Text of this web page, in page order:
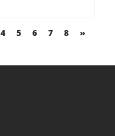
4 5 6 7 8
»